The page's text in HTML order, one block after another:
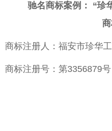
驰名商标案例： “珍
商标注册人：福安市珍华
商标注册号：第3356879